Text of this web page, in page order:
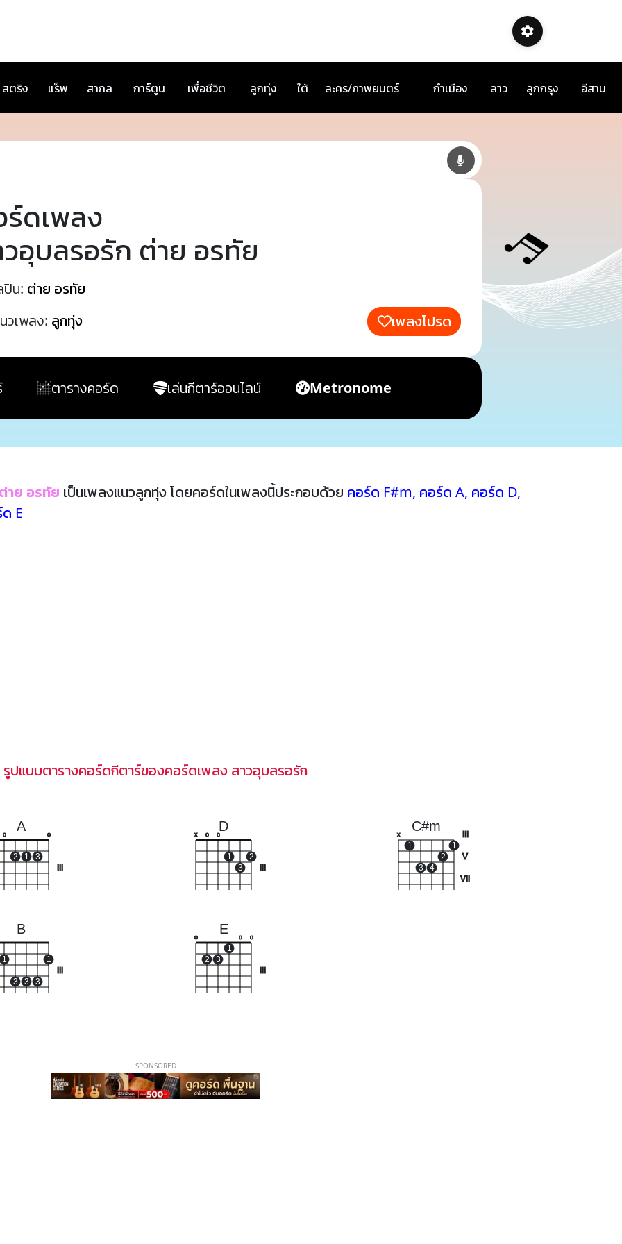
สตริง แร็พ สากล การ์ตูน เพื่อชีวิต ลูกทุ่ง ใต้ ละคร/ภาพยนตร์ กำเมือง ลาว ลูกกรุง อีสาน
ร์ดเพลง
อุบลรอรัก ต่าย อรทัย
ปิน: ต่าย อรทัย
วเพลง: ลูกทุ่ง เพลงโปรด
ตารางคอร์ด เล่นกีตาร์ออนไลน์ Metronome
ต่าย อรทัย เป็นเพลงแนวลูกทุ่ง โดยคอร์ดในเพลงนี้ประกอบด้วย คอร์ด F#m, คอร์ด A, คอร์ด D,
E
รูปแบบตารางคอร์ดกีตาร์ของคอร์ดเพลง สาวอุบลรอรัก
A
o
2 1 3
o
D
x o o
1
3
2
C#m
V
VII
x
1
3 4
2
1
B
1
3 3 3
1
E
o
2 3
1
o o
SPONSORED